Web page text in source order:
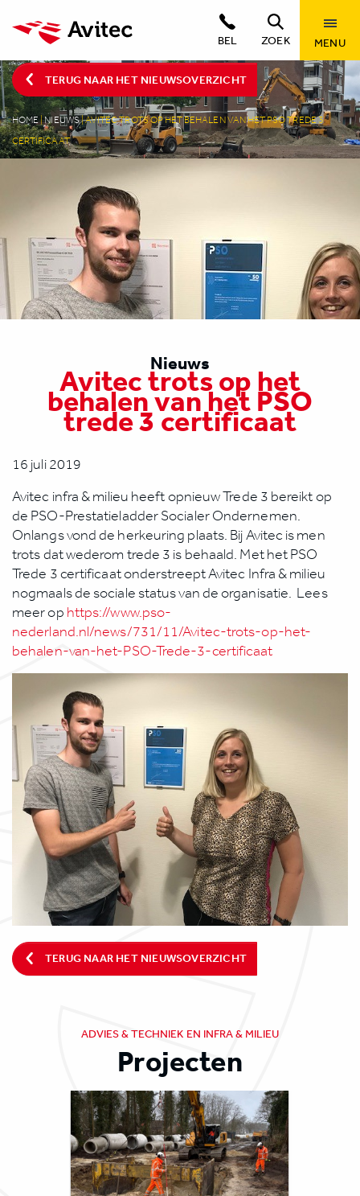
BEL ZOEK MENU
TERUG NAAR HET NIEUWSOVERZICHT
HOME|NIEUWS|AVITEC TROTS OP HET BEHALEN VAN HET PSO TREDE 3
CERTIFICAAT
Nieuws
Avitec trots op het
behalen van het PSO
trede 3 certificaat
16 juli 2019
Avitec infra & milieu heeft opnieuw Trede 3 bereikt op
de PSO-Prestatieladder Socialer Ondernemen.
Onlangs vond de herkeuring plaats. Bij Avitec is men
trots dat wederom trede 3 is behaald. Met het PSO
Trede 3 certificaat onderstreept Avitec Infra & milieu
nogmaals de sociale status van de organisatie. Lees
meer op https://www.pso-
nederland.nl/news/731/11/Avitec-trots-op-het-
behalen-van-het-PSO-Trede-3-certificaat
TERUG NAAR HET NIEUWSOVERZICHT
ADVIES & TECHNIEK EN INFRA & MILIEU
Projecten